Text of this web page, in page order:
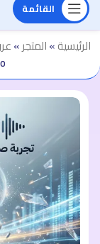
القائمة
الرئيسية»المتجر»